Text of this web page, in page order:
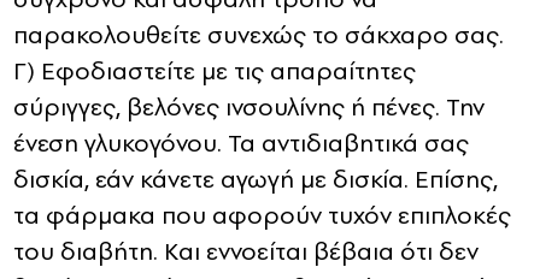
παρακολουθείτε συνεχώς το σάκχαρο σας.
Γ) Εφοδιαστείτε με τις απαραίτητες
σύριγγες, βελόνες ινσουλίνης ή πένες. Την
ένεση γλυκογόνου. Τα αντιδιαβητικά σας
δισκία, εάν κάνετε αγωγή με δισκία. Επίσης,
τα φάρμακα που αφορούν τυχόν επιπλοκές
του διαβήτη. Και εννοείται βέβαια ότι δεν